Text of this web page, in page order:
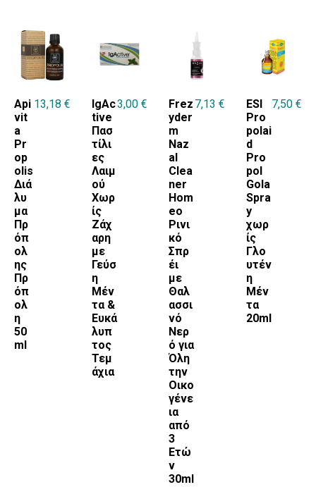
Api
vit
a
Pr
op
olis
Διά
λυ
μα
Πρ
όπ
ολ
ης
Πρ
όπ
ολ
η
50
ml
13,18 €
IgAc
tive
Πασ
τίλι
ες
Λαιμ
ού
Χωρ
ίς
Ζάχ
αρη
με
Γεύσ
η
Μέν
τα &
Ευκά
λυπ
τος
Τεμ
άχια
3,00 €
Frez
yder
m
Naz
al
Clea
ner
Hom
eo
Ρινι
κό
Σπρ
έι
με
Θαλ
ασσι
νό
Νερ
ό για
Όλη
την
Οικο
γένε
ια
από
3
Ετώ
ν
30ml
7,13 €
ESI
Pro
polai
d
Pro
pol
Gola
Spra
y
χωρ
ίς
Γλο
υτέν
η
Μέν
τα
20ml
7,50 €